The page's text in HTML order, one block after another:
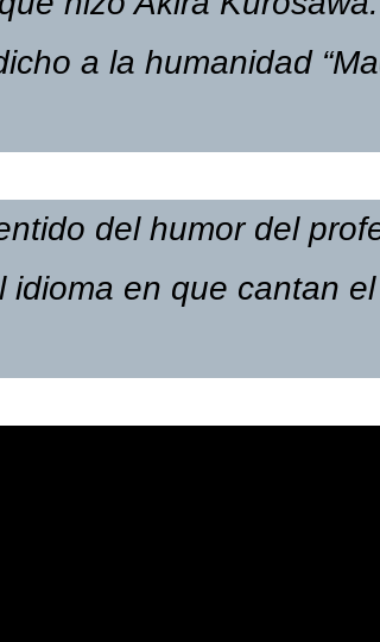
a la humanidad
del humor del
en que cantan